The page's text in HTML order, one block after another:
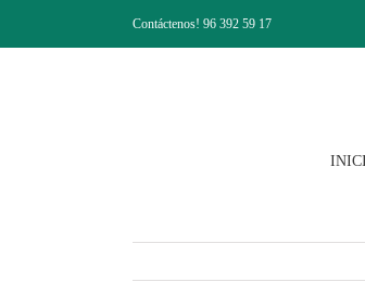
contenido
Contáctenos! 96 392 59 17